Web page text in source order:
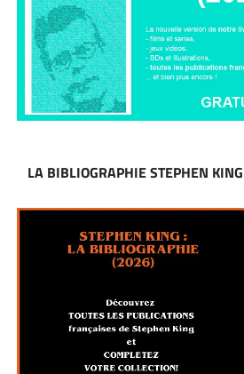
LA BIBLIOGRAPHIE STEPHEN KING